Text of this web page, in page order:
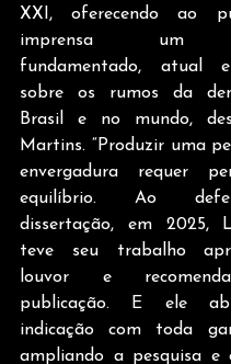
XXI, oferecendo ao
imprensa um
fundamentado, atual e
sobre os rumos da
Brasil e no mundo,
Martins. “Produzir uma
envergadura requer
equilíbrio. Ao
dissertação, em 2025,
teve seu trabalho
louvor e
publicação. E ele
indicação com toda
ampliando a pesquisa e